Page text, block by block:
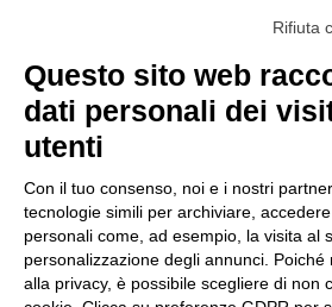
HOLOSTEM S.r.l. a
c/o Centro di Medicina Rigenerativa
Rifiuta
Questo sito web
dati personali dei
utenti
Con il tuo consenso, noi e i nostri
tecnologie simili per archiviare,
personali come, ad esempio, la visita al
personalizzazione degli annunci.
alla privacy, è possibile scegliere di non